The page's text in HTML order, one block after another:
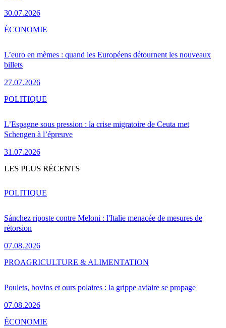
30.07.2026
L’euro en mèmes : quand les Européens détournent les nouveaux
billets
27.07.2026
ÉCONOMIE
L’Espagne sous pression : la crise migratoire de Ceuta met
Schengen à l’épreuve
31.07.2026
POLITIQUE
LES PLUS RÉCENTS
Sánchez riposte contre Meloni : l'Italie menacée de mesures de
rétorsion
07.08.2026
POLITIQUE
Poulets, bovins et ours polaires : la grippe aviaire se propage
07.08.2026
PROAGRICULTURE & ALIMENTATION
ÉCONOMIE